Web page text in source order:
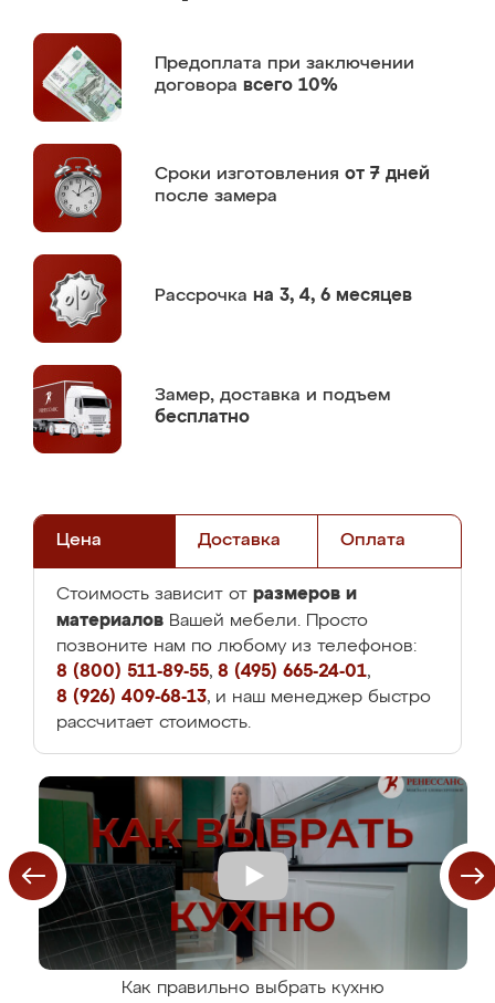
Предоплата при заключении
договора всего 10%
Сроки изготовления от 7 дней
после замера
Рассрочка на 3, 4, 6 месяцев
Замер, доставка и подъем
бесплатно
Цена Доставка Оплата
Стоимость зависит от размеров и
материалов Вашей мебели. Просто
позвоните нам по любому из телефонов:
8 (800) 511-89-55, 8 (495) 665-24-01,
8 (926) 409-68-13, и наш менеджер быстро
рассчитает стоимость.
Как правильно выбрать кухню